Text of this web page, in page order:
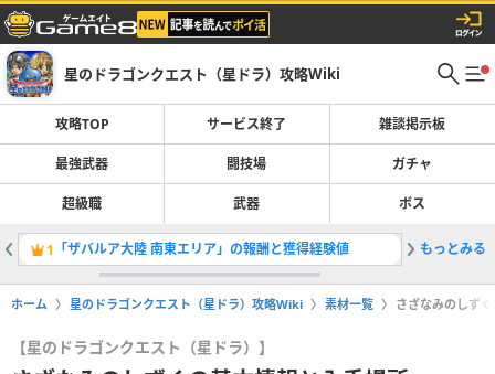
星のドラゴンクエスト（星ドラ）攻略Wiki
攻略TOP サービス終了 雑談掲示板
最強武器 闘技場 ガチャ
超級職 武器 ボス
1 「ザバルア大陸 南東エリア」の報酬と獲得経験値 2
もっとみる
ホーム 星のドラゴンクエスト（星ドラ）攻略Wiki 素材一覧 さざなみのしず
【星のドラゴンクエスト（星ドラ）】